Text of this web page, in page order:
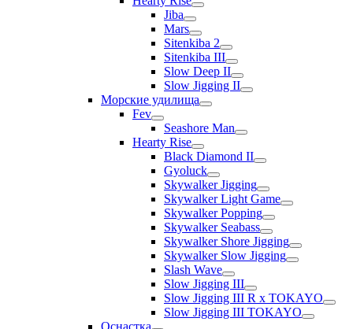
Jiba
Mars
Sitenkiba 2
Sitenkiba III
Slow Deep II
Slow Jigging II
Морские удилища
Fev
Seashore Man
Hearty Rise
Black Diamond II
Gyoluck
Skywalker Jigging
Skywalker Light Game
Skywalker Popping
Skywalker Seabass
Skywalker Shore Jigging
Skywalker Slow Jigging
Slash Wave
Slow Jigging III
Slow Jigging III R x TOKAYO
Slow Jigging III TOKAYO